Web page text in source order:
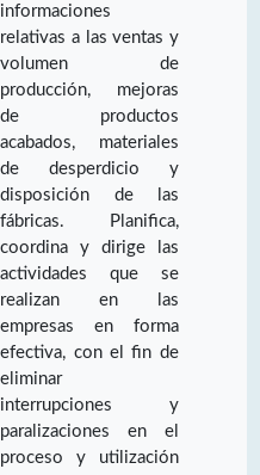
informaciones
relativas a las ventas y
volumen de
producción, mejoras
de productos
acabados, materiales
de desperdicio y
disposición de las
fábricas. Planifica,
coordina y dirige las
actividades que se
realizan en las
empresas en forma
efectiva, con el fin de
eliminar
interrupciones y
paralizaciones en el
proceso y utilización